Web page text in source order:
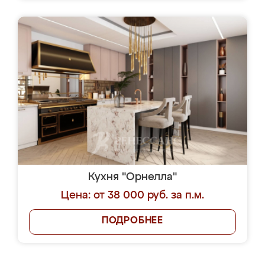
Кухня "Орнелла"
Цена: от 38 000 руб. за п.м.
ПОДРОБНЕЕ